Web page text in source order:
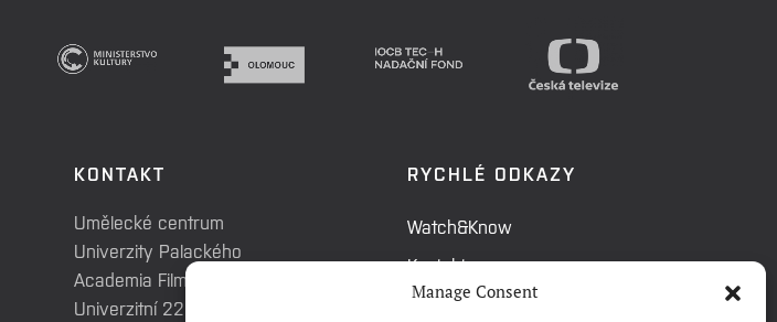
Manage Consent
KONTAKT
Umělecké centrum
Univerzity Palackého
Academia Film Olomouc
Univerzitní 225/3
RYCHLÉ ODKAZY
Watch&Know
Kontakty
FAQ